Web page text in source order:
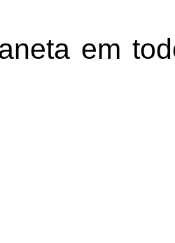
em